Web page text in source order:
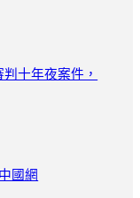
十年夜案件，
國網